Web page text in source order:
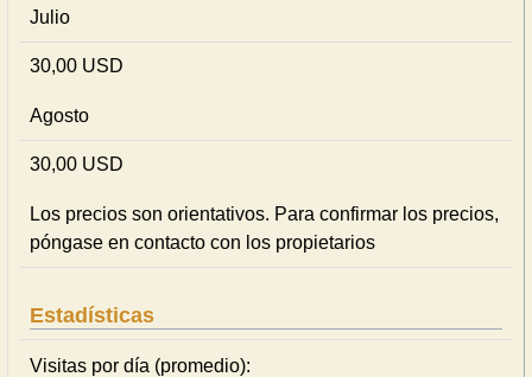
Julio
30,00 USD
Agosto
30,00 USD
Los precios son orientativos. Para confirmar los precios,
póngase en contacto con los propietarios
Estadísticas
Visitas por día (promedio):